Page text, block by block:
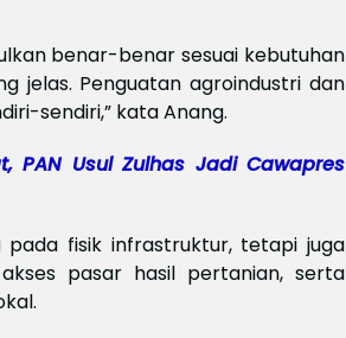
benar-benar sesuai kebutuhan
jelas. Penguatan agroindustri dan
sendiri,” kata Anang.
PAN Usul Zulhas Jadi Cawapres
pada fisik infrastruktur, tetapi juga
pasar hasil pertanian, serta